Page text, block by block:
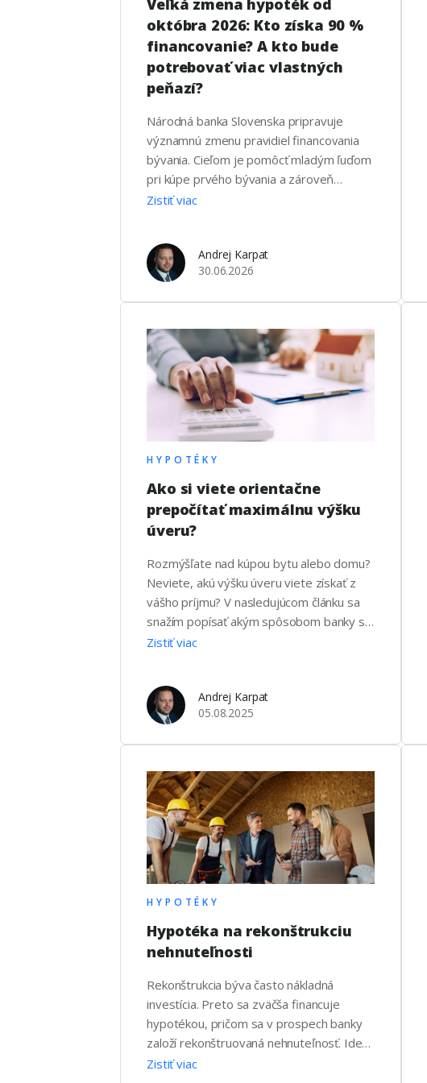
Veľká zmena hypoték od
októbra 2026: Kto získa 90 %
financovanie? A kto bude
potrebovať viac vlastných
peňazí?
Národná banka Slovenska pripravuje
významnú zmenu pravidiel financovania
bývania. Cieľom je pomôcť mladým ľuďom
pri kúpe prvého bývania a zároveň
obmedziť nadmerné investičné nákupy
účinnosť od 1. októbra 2026. Zmena sa
bude týkať predovšetkým maximálneho
ukazovateľa LTV (Loan to Value). …
Zistiť viac
Andrej Karpat
30.06.2026
HYPOTÉKY
Ako si viete orientačne
prepočítať maximálnu výšku
úveru?
Rozmýšľate nad kúpou bytu alebo domu?
Neviete, akú výšku úveru viete získať z
vášho príjmu? V nasledujúcom článku sa
snažím popísať akým spôsobom banky sa
vypočítava maximálna výška úveru, ktorú
bonity klienta sú banky od 1. júla 2018
limitované opatrením Národnej banky …
Zistiť viac
Andrej Karpat
05.08.2025
HYPOTÉKY
Hypotéka na rekonštrukciu
nehnuteľnosti
Rekonštrukcia býva často nákladná
investícia. Preto sa zväčša financuje
hypotékou, pričom sa v prospech banky
založí rekonštruovaná nehnuteľnosť. Ide
o špecifické úverové produkty, ktoré
Zistiť viac